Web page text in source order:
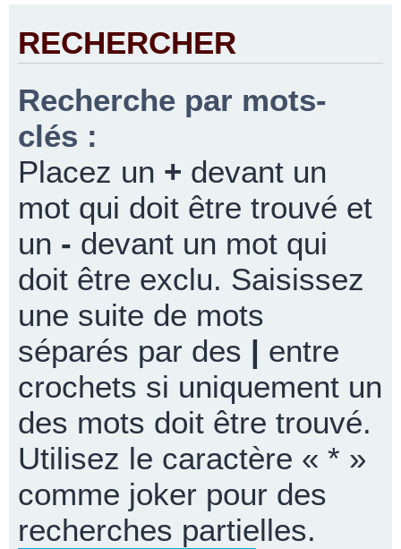
RECHERCHER
Recherche par mots-
clés :
Placez un + devant un
mot qui doit être trouvé et
un - devant un mot qui
doit être exclu. Saisissez
une suite de mots
séparés par des | entre
crochets si uniquement un
des mots doit être trouvé.
Utilisez le caractère « * »
comme joker pour des
recherches partielles.